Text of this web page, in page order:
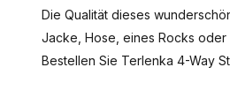
Die Qualität dieses
Jacke, Hose, eines Rocks oder
Bestellen Sie Terlenka 4-Way